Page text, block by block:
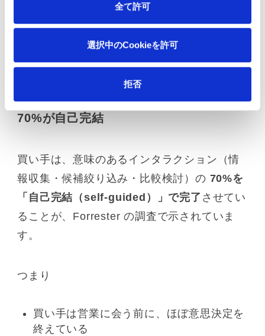
全て許可
選択中のCookieを許可
拒否
れています。買い手側の AI エージェントが、
購買プロセスにおいて情報収集・候補絞り込
み・初期評価を代行するようになります。
圧力4. 買い手の自己完結型購買行動 ─
70%が自己完結
買い手は、意味のあるインタラクション（情
報収集・候補絞り込み・比較検討）の 70%を
「自己完結（self-guided）」で完了 させてい
ることが、Forrester の調査で示されていま
す。
つまり
買い手は営業に会う前に、ほぼ意思決定を
終えている